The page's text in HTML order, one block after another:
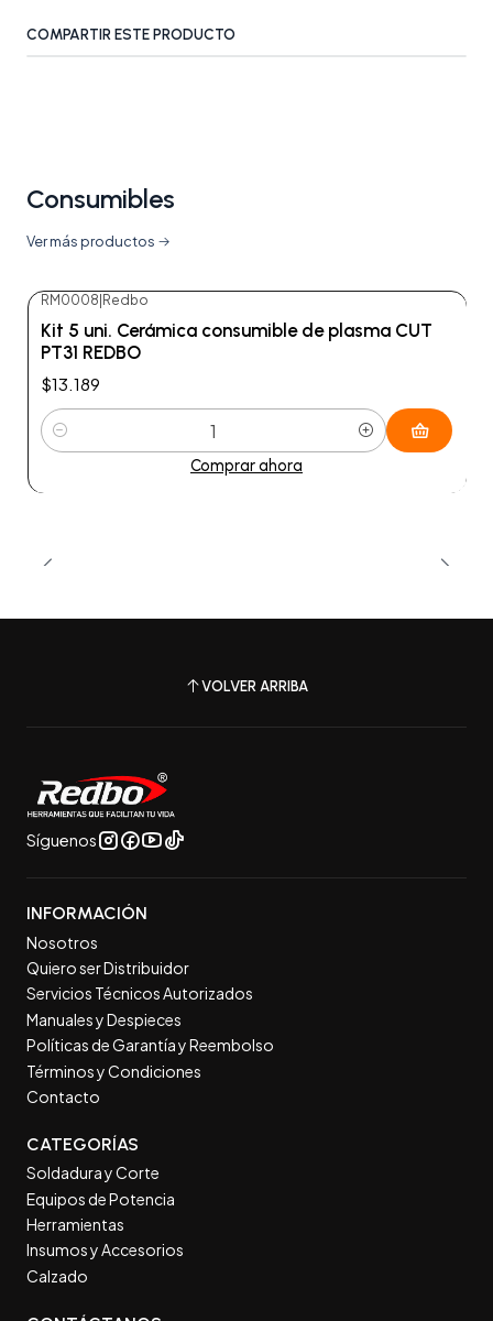
COMPARTIR ESTE PRODUCTO
Consumibles
Ver más productos
RM0008 Redbo
Kit 5 uni. Cerámica consumible de plasma CUT
PT31 REDBO
$13.189
Cantidad
Comprar ahora
VOLVER ARRIBA
Síguenos
INFORMACIÓN
Nosotros
Quiero ser Distribuidor
Servicios Técnicos Autorizados
Manuales y Despieces
Políticas de Garantía y Reembolso
Términos y Condiciones
Contacto
CATEGORÍAS
Soldadura y Corte
Equipos de Potencia
Herramientas
Insumos y Accesorios
Calzado